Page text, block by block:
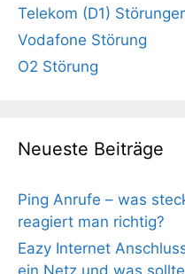
Telekom (D1)
Vodafone Störung
O2 Störung
Neueste Beiträge
Ping Anrufe – was
reagiert man richtig?
Eazy Internet
ein Netz und was